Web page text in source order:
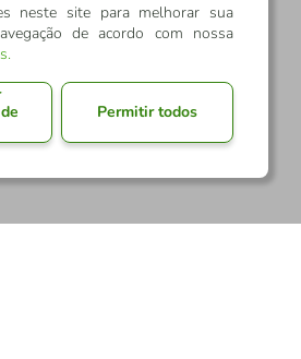
neste site para melhorar sua
de acordo com nossa
.
Permitir todos